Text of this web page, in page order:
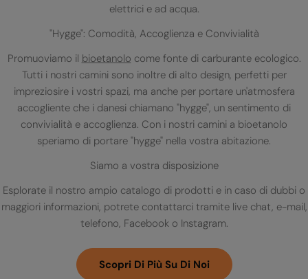
elettrici e ad acqua.
"Hygge": Comodità, Accoglienza e Convivialità
Promuoviamo il bioetanolo come fonte di carburante ecologico.
Tutti i nostri camini sono inoltre di alto design, perfetti per
impreziosire i vostri spazi, ma anche per portare un'atmosfera
accogliente che i danesi chiamano "hygge", un sentimento di
convivialità e accoglienza. Con i nostri camini a bioetanolo
speriamo di portare "hygge" nella vostra abitazione.
Siamo a vostra disposizione
Esplorate il nostro ampio catalogo di prodotti e in caso di dubbi o
maggiori informazioni, potrete contattarci tramite live chat, e-mail,
telefono, Facebook o Instagram.
Scopri Di Più Su Di Noi